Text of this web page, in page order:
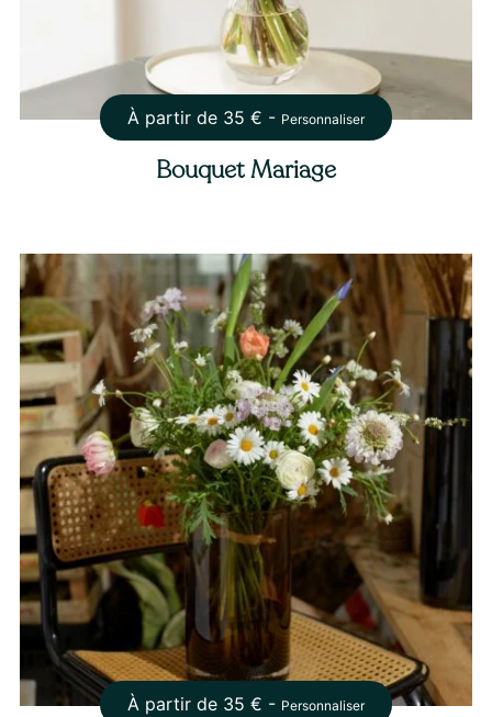
À partir de 35 € - Personnaliser
Bouquet Mariage
À partir de 35 € - Personnaliser